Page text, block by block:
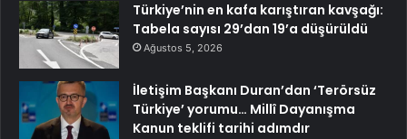
Türkiye’nin en kafa karıştıran kavşağı:
Tabela sayısı 29’dan 19’a düşürüldü
Ağustos 5, 2026
İletişim Başkanı Duran’dan ‘Terörsüz
Türkiye’ yorumu… Millî Dayanışma
Kanun teklifi tarihi adımdır